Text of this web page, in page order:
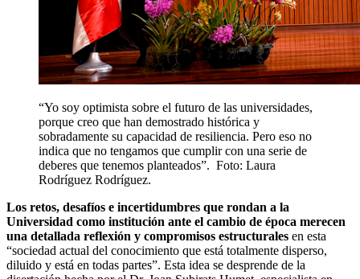
“Yo soy optimista sobre el futuro de las universidades,
porque creo que han demostrado histórica y
sobradamente su capacidad de resiliencia. Pero eso no
indica que no tengamos que cumplir con una serie de
deberes que tenemos planteados”. Foto: Laura
Rodríguez Rodríguez.
Los retos, desafíos e incertidumbres que rondan a la
Universidad como institución ante el cambio de época merecen
una detallada reflexión y compromisos estructurales en esta
“sociedad actual del conocimiento que está totalmente disperso,
diluido y está en todas partes”. Esta idea se desprende de la